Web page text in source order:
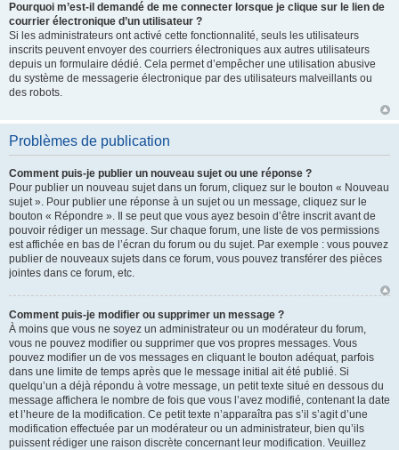
Pourquoi m’est-il demandé de me connecter lorsque je clique sur le lien de
courrier électronique d’un utilisateur ?
Si les administrateurs ont activé cette fonctionnalité, seuls les utilisateurs
inscrits peuvent envoyer des courriers électroniques aux autres utilisateurs
depuis un formulaire dédié. Cela permet d’empêcher une utilisation abusive
du système de messagerie électronique par des utilisateurs malveillants ou
des robots.
Problèmes de publication
Comment puis-je publier un nouveau sujet ou une réponse ?
Pour publier un nouveau sujet dans un forum, cliquez sur le bouton « Nouveau
sujet ». Pour publier une réponse à un sujet ou un message, cliquez sur le
bouton « Répondre ». Il se peut que vous ayez besoin d’être inscrit avant de
pouvoir rédiger un message. Sur chaque forum, une liste de vos permissions
est affichée en bas de l’écran du forum ou du sujet. Par exemple : vous pouvez
publier de nouveaux sujets dans ce forum, vous pouvez transférer des pièces
jointes dans ce forum, etc.
Comment puis-je modifier ou supprimer un message ?
À moins que vous ne soyez un administrateur ou un modérateur du forum,
vous ne pouvez modifier ou supprimer que vos propres messages. Vous
pouvez modifier un de vos messages en cliquant le bouton adéquat, parfois
dans une limite de temps après que le message initial ait été publié. Si
quelqu’un a déjà répondu à votre message, un petit texte situé en dessous du
message affichera le nombre de fois que vous l’avez modifié, contenant la date
et l’heure de la modification. Ce petit texte n’apparaîtra pas s’il s’agit d’une
modification effectuée par un modérateur ou un administrateur, bien qu’ils
puissent rédiger une raison discrète concernant leur modification. Veuillez